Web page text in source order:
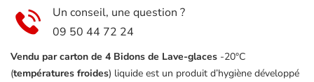
Un conseil, une question ?
09 50 44 72 24
Vendu par carton de 4 Bidons de Lave-glaces -20°C
(températures froides) liquide est un produit d’hygiène développé